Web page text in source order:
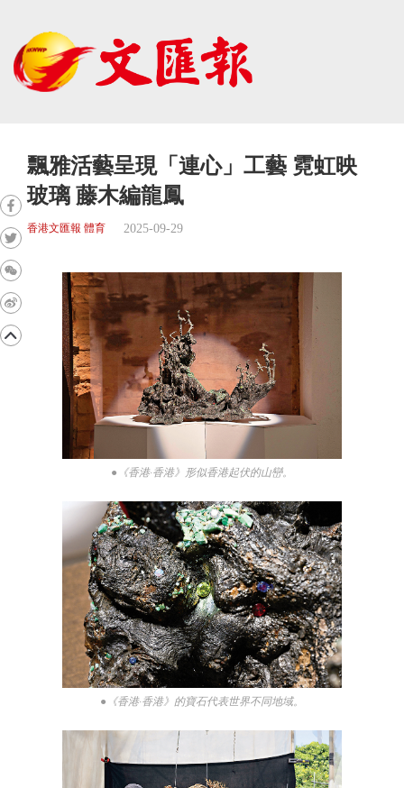
飄雅活藝呈現「連心」工藝 霓虹映
玻璃 藤木編龍鳳
香港文匯報 體育 2025-09-29
●《香港·香港》形似香港起伏的山巒。
●《香港·香港》的寶石代表世界不同地域。